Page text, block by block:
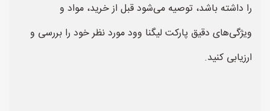
را داشته باشد، توصیه می‌شود قبل از خرید، مواد و
ویژگی‌های دقیق پارکت لیگنا وود مورد نظر خود را بررسی و
ارزیابی کنید.